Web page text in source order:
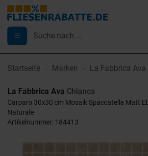
Startseite Marken La Fabbrica Ava
La Fabbrica Ava Chianca
Carparo 30x30 cm Mosaik Spaccatella Matt
Naturale
Artikelnummer: 184413